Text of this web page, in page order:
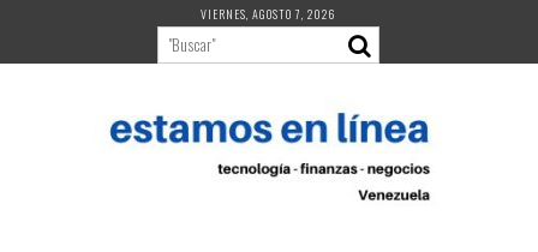
contenido
VIERNES, AGOSTO 7, 2026